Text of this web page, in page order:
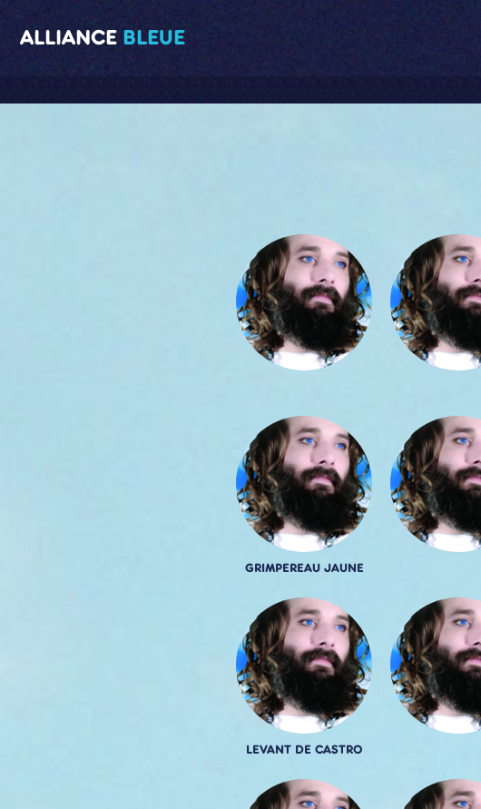
ALLIANCE BLEUE
GRIMPEREAU JAUNE
LEVANT DE CASTRO